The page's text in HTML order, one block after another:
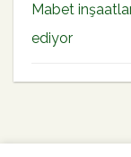
Mabet
ediyor